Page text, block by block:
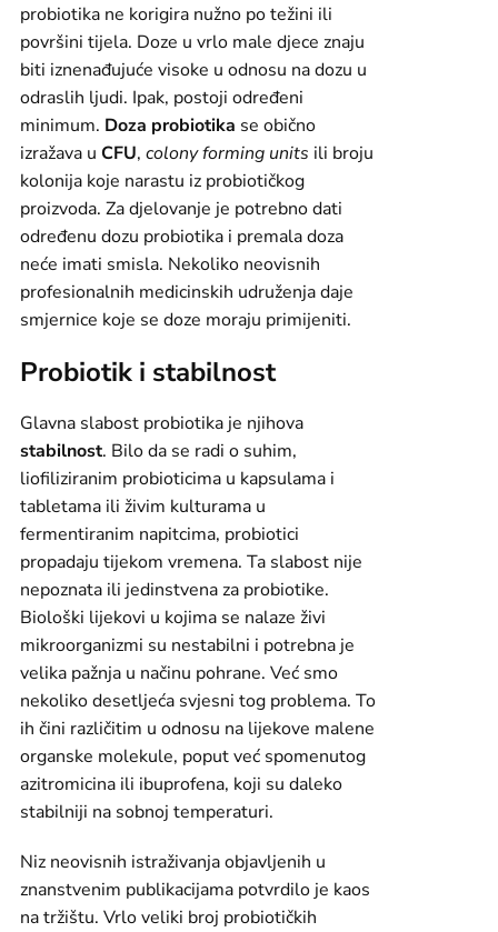
probiotika ne korigira nužno po težini ili
površini tijela. Doze u vrlo male djece znaju
biti iznenađujuće visoke u odnosu na dozu u
odraslih ljudi. Ipak, postoji određeni
minimum. Doza probiotika se obično
izražava u CFU, colony forming units ili broju
kolonija koje narastu iz probiotičkog
proizvoda. Za djelovanje je potrebno dati
određenu dozu probiotika i premala doza
neće imati smisla. Nekoliko neovisnih
profesionalnih medicinskih udruženja daje
smjernice koje se doze moraju primijeniti.
Probiotik i stabilnost
Glavna slabost probiotika je njihova
stabilnost. Bilo da se radi o suhim,
liofiliziranim probioticima u kapsulama i
tabletama ili živim kulturama u
fermentiranim napitcima, probiotici
propadaju tijekom vremena. Ta slabost nije
nepoznata ili jedinstvena za probiotike.
Biološki lijekovi u kojima se nalaze živi
mikroorganizmi su nestabilni i potrebna je
velika pažnja u načinu pohrane. Već smo
nekoliko desetljeća svjesni tog problema. To
ih čini različitim u odnosu na lijekove malene
organske molekule, poput već spomenutog
azitromicina ili ibuprofena, koji su daleko
stabilniji na sobnoj temperaturi.
Niz neovisnih istraživanja objavljenih u
znanstvenim publikacijama potvrdilo je kaos
na tržištu. Vrlo veliki broj probiotičkih